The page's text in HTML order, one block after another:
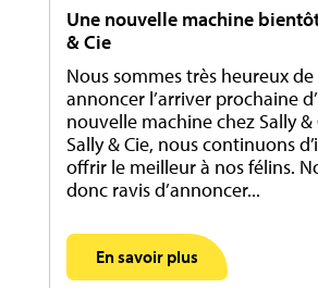
Une nouvelle machine
& Cie
Nous sommes très heureux
annoncer l’arriver prochaine
nouvelle machine chez Sally &
Sally & Cie, nous continuons
offrir le meilleur à nos félins.
donc ravis d’annoncer...
En savoir plus